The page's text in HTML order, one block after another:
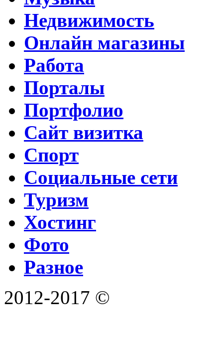
Недвижимость
Онлайн магазины
Работа
Порталы
Портфолио
Сайт визитка
Спорт
Социальные сети
Туризм
Хостинг
Фото
Разное
2012-2017 ©